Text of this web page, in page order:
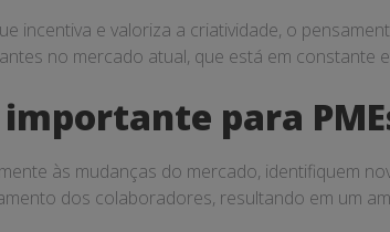
incentiva e valoriza a criatividade, o
no mercado atual, que está em constante
para
às mudanças do mercado, identifiquem
dos colaboradores, resultando em um